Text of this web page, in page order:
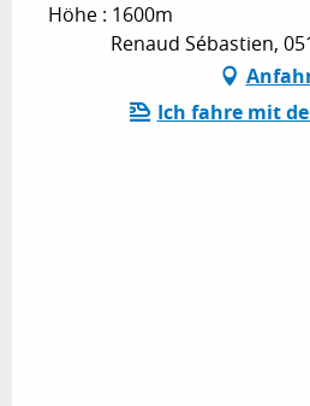
Höhe : 1600m
Renaud Sébastien,
Ich fahre mit